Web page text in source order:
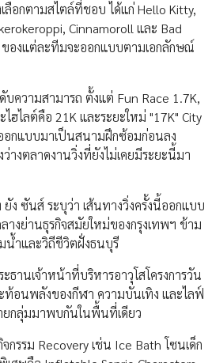
ลือกตามสไตล์ที่ชอบ ได้แก่ Hello Kitty,
Cinnamoroll และ Bad
ของแต่ละทีมจะออกแบบตามเอกลักษณ์
บความสามารถ ตั้งแต่ Fun Race 1.7K,
ฮไลต์คือ 21K และระยะใหม่ "17K" City
อกแบบมาเป็นสนามฝึกซ้อมก่อนลง
างตลาดงานวิ่งที่ยังไม่เคยมีระยะนี้มา
ง ซันส์ ระบุว่า เส้นทางวิ่งครั้งนี้ออกแบบ
างย่านธุรกิจสมัยใหม่ของกรุงเทพฯ ข้าม
น้ำและวิถีชีวิตฝั่งธนบุรี
ธานเจ้าหน้าที่บริหารอาวุโสโครงการวัน
ท้อนพลังของกีฬา ความบันเทิง และไลฟ์
กลุ่มมาพบกันในพื้นที่เดียว
กรรม Recovery เช่น Ice Bath โซนเด็ก